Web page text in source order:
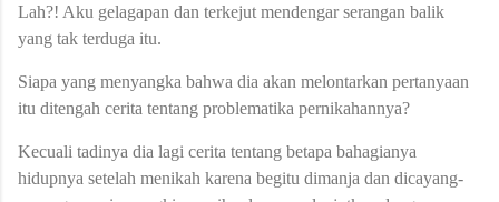
Lah?! Aku gelagapan dan terkejut mendengar serangan balik
yang tak terduga itu.
Siapa yang menyangka bahwa dia akan melontarkan pertanyaan
itu ditengah cerita tentang problematika pernikahannya?
Kecuali tadinya dia lagi cerita tentang betapa bahagianya
hidupnya setelah menikah karena begitu dimanja dan dicayang-